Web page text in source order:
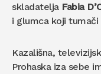
skladatelja Fabia
i glumca koji
Kazališna,
Prohaska iza sebe